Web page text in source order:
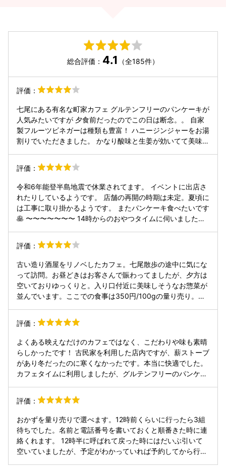
総合評価： 4.1 （全185件）
評価：
七尾にある有名な町家カフェ グルテンフリーのパンケーキが
人気みたいですが 夕食前だったのでこの日は断念。。 自家
製フルーツビネガーは種類も豊富！ ハニージンジャーをお湯
割りでいただきました。 かなり酸味と生姜が効いてて美味し
はお店の前に数台分あります。
評価：
令和6年能登半島地震で休業されてます。 イベントに出店さ
れたりしているようです。 店舗の再開の時期は未定。夏頃に
は工事に取り掛かるようです。 またパンケーキ食べたいです
🥞 〜〜〜〜〜〜〜 14時からのおやつタイムに伺いました。
キ等があります。 お目当てはパンケーキ。 直径10cm弱位か
な？ フルサイズは6枚、ハーフサイズは3枚使われてます。
バターも使われてないので、パンケーキ自体はあっさりした
味わい。 「フレッシュフルーツとカスタード」フルーツたっ
ぷりでけっこうボリュームがありました。 「ダブルチョコレ
ート」チョコソースにココアパウダー、たっぷりのチョコチ
ップがトッピング。 焼きたてパンケーキの熱で、チョコチッ
軽めの口当たり。 フルサイズはお腹いっぱいになります。
駐車場は細長く奥行きがあり、斜め駐車が停めずらい😥 運
転のバックが苦手な人は、奥しか空いてない場合、躊躇する
かも… 私はそれで何回か来店を諦めました。
評価：
古い造り酒屋をリノベしたカフェ。七尾散歩の途中に気にな
って訪問。お昼どきはお客さんで賑わってましたが、夕方は
空いておりゆっくりと。入り口付近に美味しそうなお惣菜が
並んでいます。ここでの食事は350円/100gの量り売り。テ
ンケーキ/ハーフを。ハーフでもしっかりと量があり、十分
２人でシェアできます。そして美味しいです。天井が高く、
ゆったりとした気分になれるので、あまり混んでない時間帯
を選んで行くといいと思います。カフェ休憩におすすめです
☕。
評価：
よくある映えなだけのカフェではなく、こだわりや味も素晴
らしかったです！ 古民家を利用した店内ですが、薪ストーブ
があり冬だったのに寒くなかったです。本当に快適でした。
カフェタイムに利用しましたが、グルテンフリーのパンケー
美味しさでした。 プリンは卵感強めの固めで、ホイップが別
でついてきます。このホイップも甘すぎず美味しかったで
す。 パンケーキは季節限定にしましたが、こちらもしつこい
甘さではなく、おいしく完食いたしました！グルテンフリー
ですが、癖のある味ではなく食べやすいです。 前払いのた
め、お会計のタイミングなど気にせず店を出ることもでき、
評価：
おかずを量り売りで選べます。12時前くらいに行ったら3組
待ちでした。名前と電話番号を書いておくと順番きた時に連
絡くれます。 12時半に呼ばれて戻った時にはだいぶ引いて
空いていましたが、予定がわかっていれば予約してから行っ